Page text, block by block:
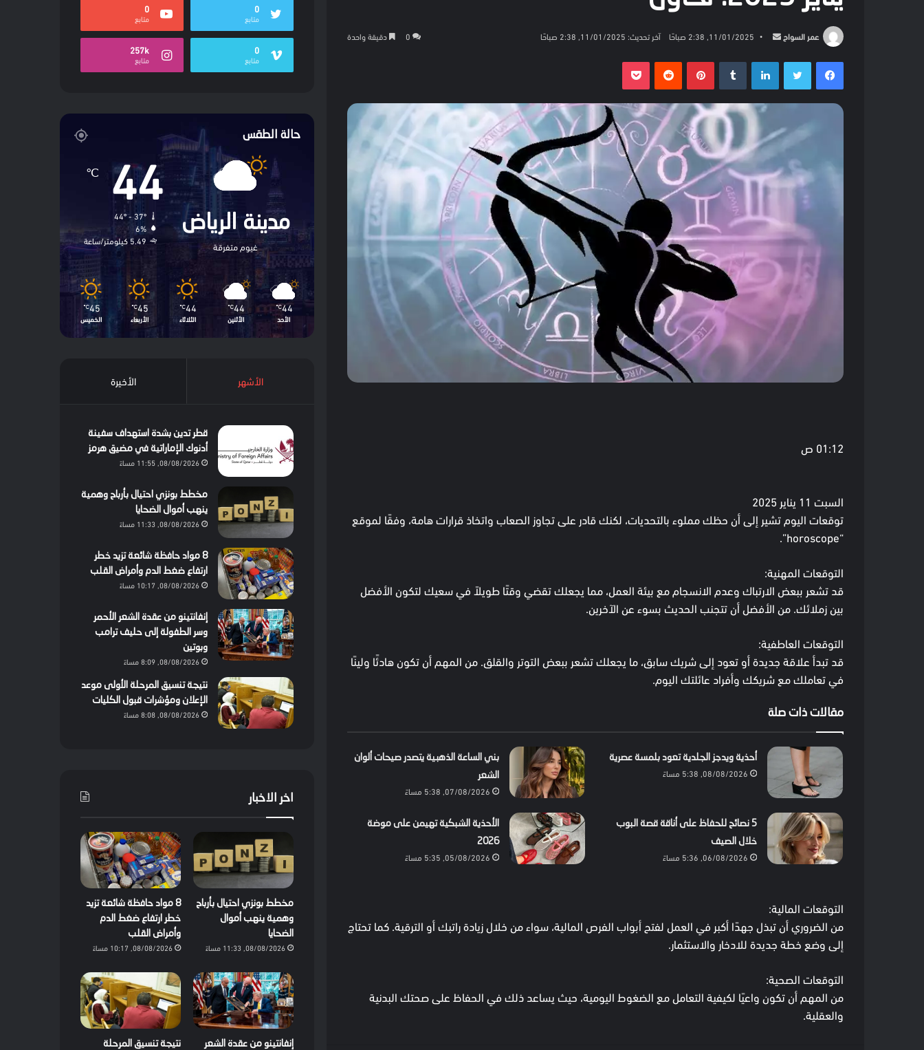
عمر السواح
أرسل
إلكترونيا
11/01/2025, 2:38 صباحًا آخر تحديث: 11/01/2025, 2:38 صباحًا 0 دقيقة واحدة
فيسبوكتويتر لينكدإن بينتيريست بوكيت
01:12 ص
السبت 11 يناير 2025
توقعات اليوم تشير إلى أن حظك مملوء بالتحديات، لكنك قادر على تجاوز الصعاب واتخاذ قرارات هامة، وفقًا لموقع
“horoscope”.
التوقعات المهنية:
قد تشعر ببعض الارتباك وعدم الانسجام مع بيئة العمل، مما يجعلك تقضي وقتًا طويلاً في سعيك لتكون الأفضل
بين زملائك. من الأفضل أن تتجنب الحديث بسوء عن الآخرين.
التوقعات العاطفية:
قد تبدأ علاقة جديدة أو تعود إلى شريك سابق، ما يجعلك تشعر ببعض التوتر والقلق. من المهم أن تكون هادئًا ولينًا
في تعاملك مع شريكك وأفراد عائلتك اليوم.
مقالات ذات صلة
أحذية ويدجز الجلدية تعود بلمسة عصرية
08/08/2026, 5:38 مساءً
بني الساعة الذهبية يتصدر صيحات ألوان
الشعر
07/08/2026, 5:38 مساءً
5 نصائح للحفاظ على أناقة قصة البوب
خلال الصيف
06/08/2026, 5:36 مساءً
الأحذية الشبكية تهيمن على موضة
2026
05/08/2026, 5:35 مساءً
التوقعات المالية:
من الضروري أن تبذل جهدًا أكبر في العمل لفتح أبواب الفرص المالية، سواء من خلال زيادة راتبك أو الترقية. كما تحتاج
إلى وضع خطة جديدة للادخار والاستثمار.
التوقعات الصحية:
من المهم أن تكون واعيًا لكيفية التعامل مع الضغوط اليومية، حيث يساعد ذلك في الحفاظ على صحتك البدنية
والعقلية.
0
متابع
0
متابع
0
متابع
257k
متابع
حالة الطقس
مدينة الرياض
غيوم متفرقة
44
℃
44º - 37º
6%
5.49 كيلومتر/ساعة
44
℃
الأحد
44
℃
الأثنين
44
℃
الثلاثاء
45
℃
الأربعاء
45
℃
الخميس
الأشهر الأخيرة
قطر تدين بشدة استهداف سفينة
أدنوك الإماراتية في مضيق هرمز
08/08/2026, 11:55 مساءً
مخطط بونزي احتيال بأرباح وهمية
ينهب أموال الضحايا
08/08/2026, 11:33 مساءً
8 مواد حافظة شائعة تزيد خطر
ارتفاع ضغط الدم وأمراض القلب
08/08/2026, 10:17 مساءً
إنفانتينو من عقدة الشعر الأحمر
وسر الطفولة إلى حليف ترامب
وبوتين
08/08/2026, 8:09 مساءً
نتيجة تنسيق المرحلة الأولى موعد
الإعلان ومؤشرات قبول الكليات
08/08/2026, 8:08 مساءً
اخر الاخبار
مخطط بونزي احتيال بأرباح
وهمية ينهب أموال
الضحايا
08/08/2026, 11:33 مساءً
8 مواد حافظة شائعة تزيد
خطر ارتفاع ضغط الدم
وأمراض القلب
08/08/2026, 10:17 مساءً
إنفانتينو من عقدة الشعر
نتيجة تنسيق المرحلة